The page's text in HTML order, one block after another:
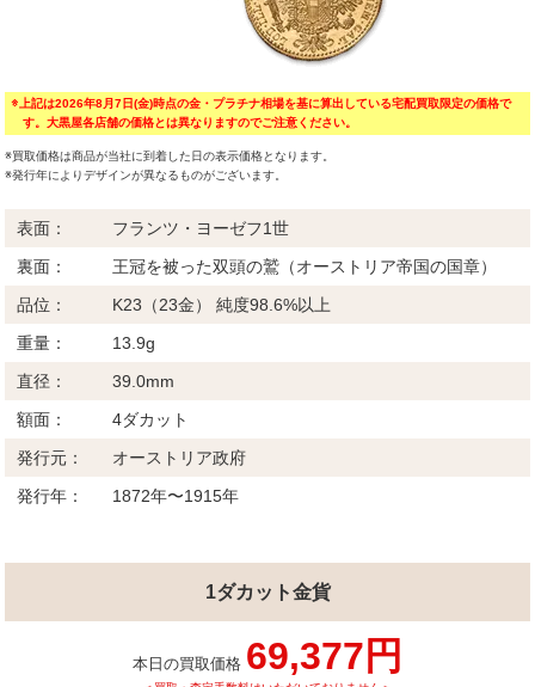
※上記は2026年8月7日(金)時点の金・プラチナ相場を基に算出している宅配買取限定の価格で
す。大黒屋各店舗の価格とは異なりますのでご注意ください。
※買取価格は商品が当社に到着した日の表示価格となります。
※発行年によりデザインが異なるものがございます。
表面：
フランツ・ヨーゼフ1世
裏面：
王冠を被った双頭の鷲（オーストリア帝国の国章）
品位：
K23（23金） 純度98.6%以上
重量：
13.9g
直径：
39.0mm
額面：
4ダカット
発行元：
オーストリア政府
発行年：
1872年〜1915年
1ダカット金貨
本日の買取価格 69,377円